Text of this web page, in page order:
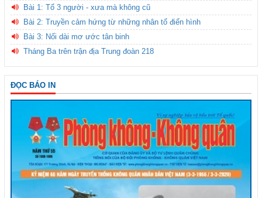
Bài 1: Tổ 3 người - xưa mà không cũ
Bài 2: Truyền cảm hứng từ những nhân tố điển hình
Bài 3: Nối dài mơ ước tân binh
Tháng Ba trên trận địa Trung đoàn 218
ĐỌC BÁO IN